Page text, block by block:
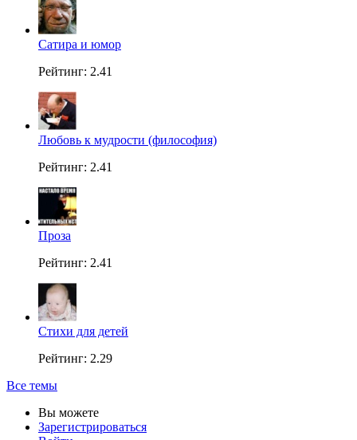
Сатира и юмор
Рейтинг: 2.41
Любовь к мудрости (философия)
Рейтинг: 2.41
Проза
Рейтинг: 2.41
Стихи для детей
Рейтинг: 2.29
Все темы
Вы можете
Зарегистрироваться